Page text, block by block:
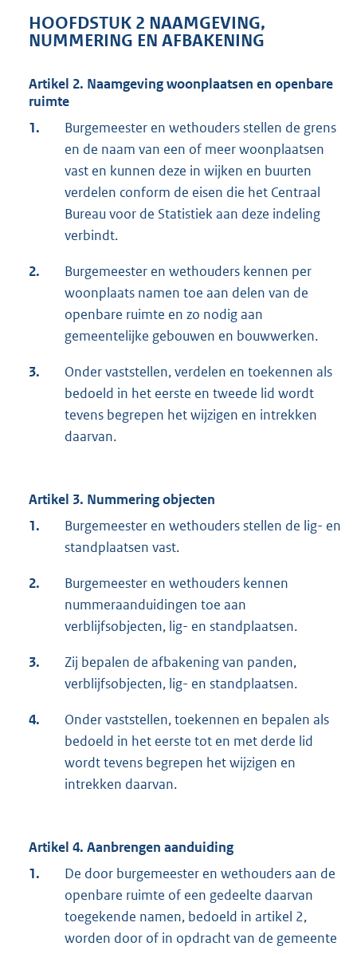
HOOFDSTUK 2 NAAMGEVING,
NUMMERING EN AFBAKENING
Artikel 2. Naamgeving woonplaatsen en openbare
ruimte
1.
Burgemeester en wethouders stellen de grens
en de naam van een of meer woonplaatsen
vast en kunnen deze in wijken en buurten
verdelen conform de eisen die het Centraal
Bureau voor de Statistiek aan deze indeling
verbindt.
2.
Burgemeester en wethouders kennen per
woonplaats namen toe aan delen van de
openbare ruimte en zo nodig aan
gemeentelijke gebouwen en bouwwerken.
3.
Onder vaststellen, verdelen en toekennen als
bedoeld in het eerste en tweede lid wordt
tevens begrepen het wijzigen en intrekken
daarvan.
Artikel 3. Nummering objecten
1.
Burgemeester en wethouders stellen de lig- en
standplaatsen vast.
2.
Burgemeester en wethouders kennen
nummeraanduidingen toe aan
verblijfsobjecten, lig- en standplaatsen.
3.
Zij bepalen de afbakening van panden,
verblijfsobjecten, lig- en standplaatsen.
4.
Onder vaststellen, toekennen en bepalen als
bedoeld in het eerste tot en met derde lid
wordt tevens begrepen het wijzigen en
intrekken daarvan.
Artikel 4. Aanbrengen aanduiding
1.
De door burgemeester en wethouders aan de
openbare ruimte of een gedeelte daarvan
toegekende namen, bedoeld in artikel 2,
worden door of in opdracht van de gemeente